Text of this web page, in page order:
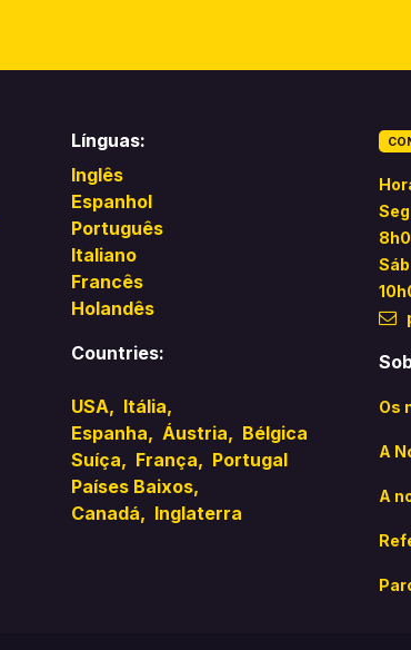
Línguas:
Inglês
Espanhol
​Português
Italiano
Francês
Holandês
Countries:
USA, Itália,
Espanha, Áustria, Bélgica
Suíça, França, Portugal
Países Baixos,
Canadá, Inglaterra
Os
A
A